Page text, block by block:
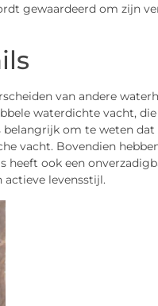
gewaardeerd om zijn
van andere
waterdichte vacht,
om te weten
vacht. Bovendien
heeft ook een
levensstijl.